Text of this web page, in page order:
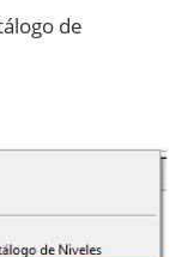
de